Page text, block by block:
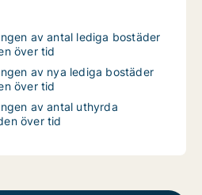
av antal lediga bostäder
över tid
av nya lediga bostäder
över tid
av antal uthyrda
över tid